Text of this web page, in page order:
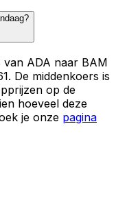
van ADA naar BAM
De middenkoers is
op de
hoeveel deze
je onze pagina